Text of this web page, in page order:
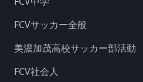
FCVサッカー全般
美濃加茂高校サッカー部活動
FCV社会人